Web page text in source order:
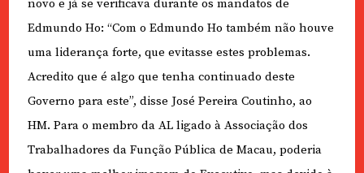
novo e já se verificava durante os mandatos de
Edmundo Ho: “Com o Edmundo Ho também não houve
uma liderança forte, que evitasse estes problemas.
Acredito que é algo que tenha continuado deste
Governo para este”, disse José Pereira Coutinho, ao
HM. Para o membro da AL ligado à Associação dos
Trabalhadores da Função Pública de Macau, poderia